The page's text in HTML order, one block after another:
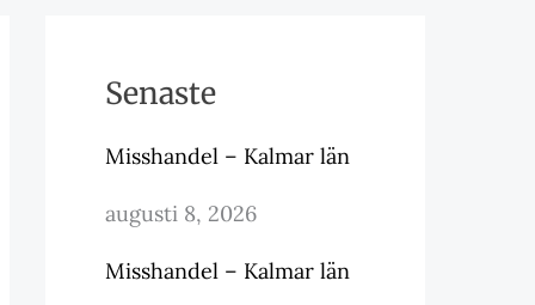
Senaste
Misshandel – Kalmar län
augusti 8, 2026
Misshandel – Kalmar län